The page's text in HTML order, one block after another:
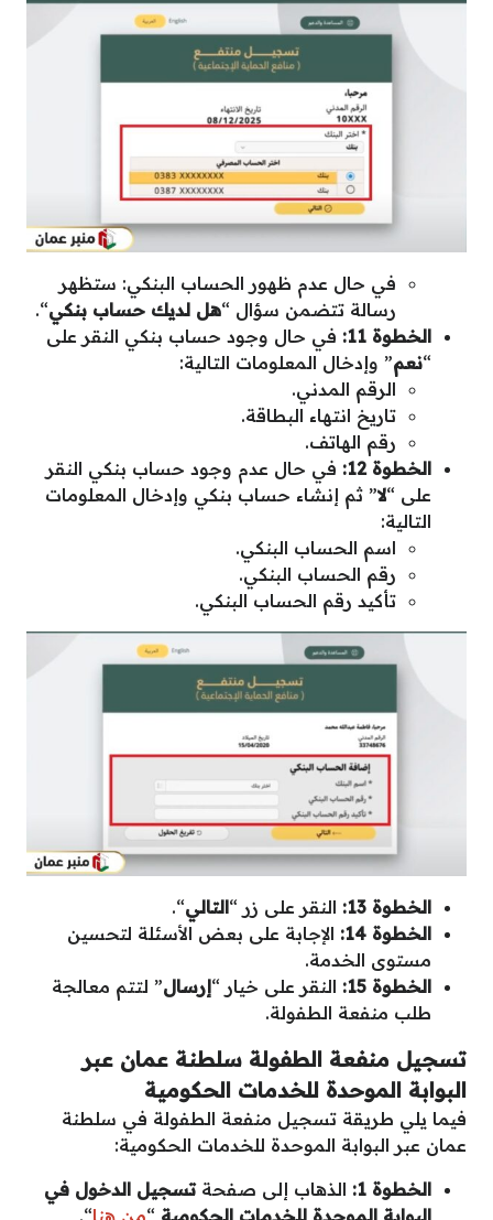
في حال عدم ظهور الحساب البنكي: ستظهر
رسالة تتضمن سؤال “هل لديك حساب بنكي“.
الخطوة 11:
في حال وجود حساب بنكي النقر على
“نعم” وإدخال المعلومات التالية:
الرقم المدني.
تاريخ انتهاء البطاقة.
رقم الهاتف.
الخطوة 12:
في حال عدم وجود حساب بنكي النقر
على “لا” ثم إنشاء حساب بنكي وإدخال المعلومات
التالية:
اسم الحساب البنكي.
رقم الحساب البنكي.
تأكيد رقم الحساب البنكي.
الخطوة 13: النقر على زر “التالي“.
الخطوة 14:
الإجابة على بعض الأسئلة لتحسين
مستوى الخدمة.
الخطوة 15:
النقر على خيار “إرسال” لتتم معالجة
طلب منفعة الطفولة.
تسجيل منفعة الطفولة سلطنة عمان عبر
البوابة الموحدة للخدمات الحكومية
فيما يلي طريقة تسجيل منفعة الطفولة في سلطنة
عمان عبر البوابة الموحدة للخدمات الحكومية:
الخطوة 1:
الذهاب إلى صفحة تسجيل الدخول في